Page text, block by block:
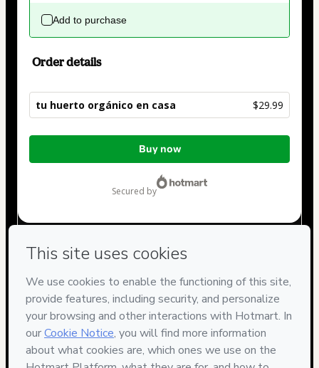
Add to purchase
Order details
tu huerto orgánico en casa $29.99
Total
Buy now
secured by
If you need to submit a request to our support team, please
provide the code below:
CKTID-O105452810B954va4f21-1786030068316-9079
Was your information autofill in? Click here to learn more
By clicking 'Buy Now' I declare that I (i) understand that